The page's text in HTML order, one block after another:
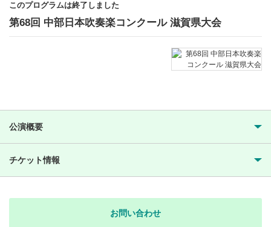
このプログラムは終了しました
第68回 中部日本吹奏楽コンクール 滋賀県大会
公演概要
チケット情報
お問い合わせ